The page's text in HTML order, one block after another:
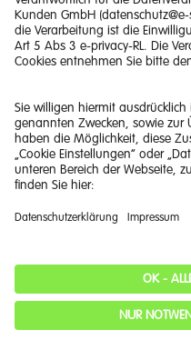
Quick Links
Cookie Einstellungen
Barrierefreiheitserklärung
Impressum
Haftungsausschluss